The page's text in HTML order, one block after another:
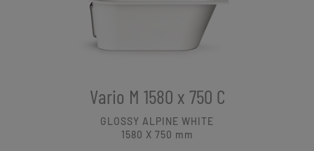
Vario M 1580 x 750 C
GLOSSY ALPINE WHITE
1580 X 750 mm